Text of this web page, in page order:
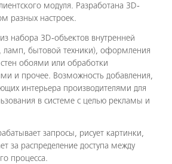
модуля. Разработана 3D-
разных настроек.
набора 3D-объектов внутренней
бытовой техники), оформления
обоями или обработки
и прочее. Возможность добавления,
интерьера производителями для
в системе с целью рекламы и
запросы, рисует картинки,
за распределение доступа между
процесса.